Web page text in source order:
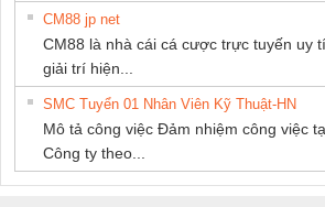
CM88 jp net
CM88 là nhà cái cá cược trực tuyến uy
giải trí hiện...
SMC Tuyển 01 Nhân Viên Kỹ Thuật-HN
Mô tả công việc Đảm nhiệm công việc
Công ty theo...